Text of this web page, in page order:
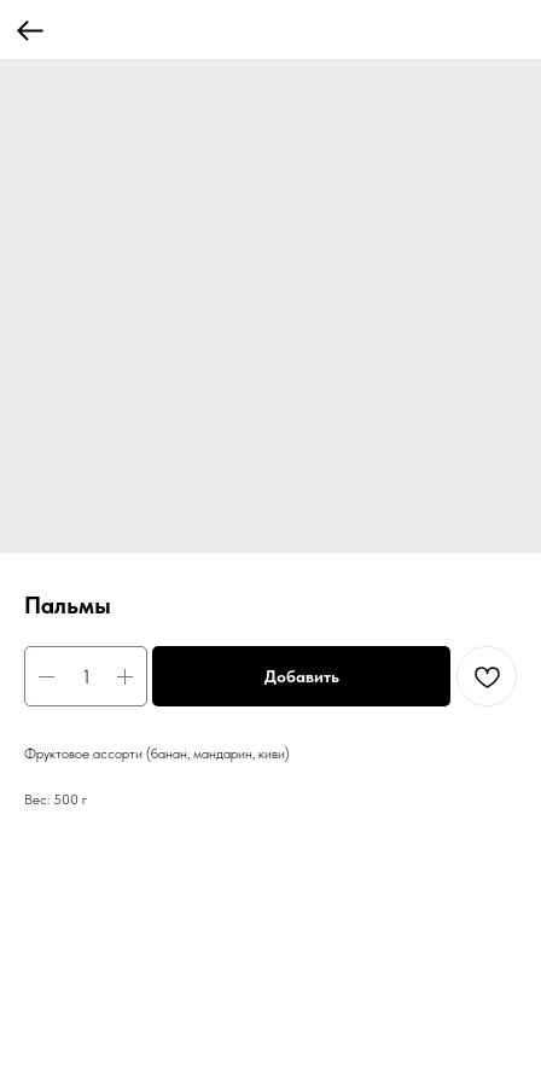
Пальмы
Добавить
Фруктовое ассорти (банан, мандарин, киви)
Вес: 500 г